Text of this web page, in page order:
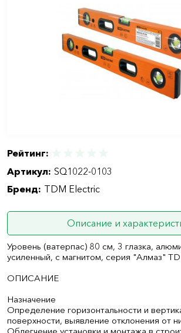
Рейтинг:
Артикул: SQ1022-0103
Бренд: TDM Electric
Описание и
Уровень (ватерпас) 80 см, 3 глазка,
усиленный, с магнитом, серия "Алмаз"
ОПИСАНИЕ
Назначение
Определение горизонтальности и
поверхности, выявление отклонения от